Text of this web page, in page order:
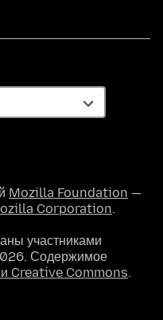
Mozilla Foundation —
Corporation.
участниками
Содержимое
Creative Commons.